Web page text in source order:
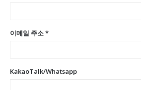
이메일 주소 *
KakaoTalk/Whatsapp